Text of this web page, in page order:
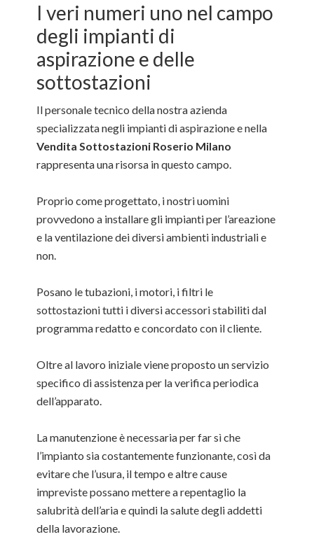
I veri numeri uno nel campo
degli impianti di
aspirazione e delle
sottostazioni
Il personale tecnico della nostra azienda
specializzata negli impianti di aspirazione e nella
Vendita Sottostazioni Roserio Milano
rappresenta una risorsa in questo campo.
Proprio come progettato, i nostri uomini
provvedono a installare gli impianti per l’areazione
e la ventilazione dei diversi ambienti industriali e
non.
Posano le tubazioni, i motori, i filtri le
sottostazioni tutti i diversi accessori stabiliti dal
programma redatto e concordato con il cliente.
Oltre al lavoro iniziale viene proposto un servizio
specifico di assistenza per la verifica periodica
dell’apparato.
La manutenzione è necessaria per far sì che
l’impianto sia costantemente funzionante, così da
evitare che l’usura, il tempo e altre cause
impreviste possano mettere a repentaglio la
salubrità dell’aria e quindi la salute degli addetti
della lavorazione.